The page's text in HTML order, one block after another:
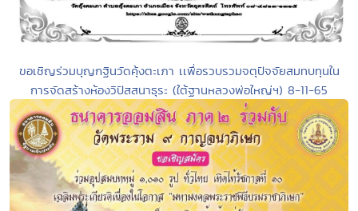
ขอเชิญร่วมบุญกฐินวัดคุ้งตะเภา เเพื่อรวบรวมจตุปัจจัยสมทบทุนใน
การจัดสร้างห้องวิปัสสนาธุระ (ใต้ฐานหลวงพ่อใหญ่ฯ) 8-11-65